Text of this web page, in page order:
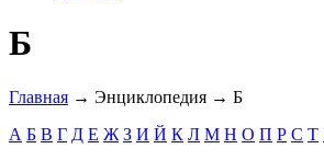
Б
Главная → Энциклопедия → Б
А Б В Г Д Е Ж З И Й К Л М Н О П Р С Т